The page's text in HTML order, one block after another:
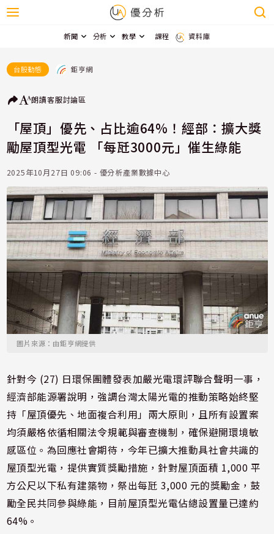
新聞 分析 教學 課程 資料庫
台股動態 鉅亨網
朗讀客服討論區
「屋頂」優先、占比逾64%！經部：擴大獎
勵屋頂型光電 「每瓩3000元」催生綠能
2025年10月27日 09:06 - 優分析產業數據中心
圖片來源：由鉅亨網提供
針對今 (27) 日環保團體發表加嚴光電環評聯合聲明一事，
經濟部能源署說明，強調台灣太陽光電的推動策略始終堅
持「屋頂優先、地面複合利用」兩大原則，且所有設置案
均須嚴格依循相關法令規範與審查機制，確保避開環境敏
感區位。為回應社會期待，今年已擴大推動具社會共識的
屋頂型光電，提供實質獎勵措施，針對屋頂面積 1,000 平
方公尺以下私有建築物，祭出每瓩 3,000 元的獎勵金，鼓
勵全民共同參與綠能，目前屋頂型光電佔總設置量已達約
64%。